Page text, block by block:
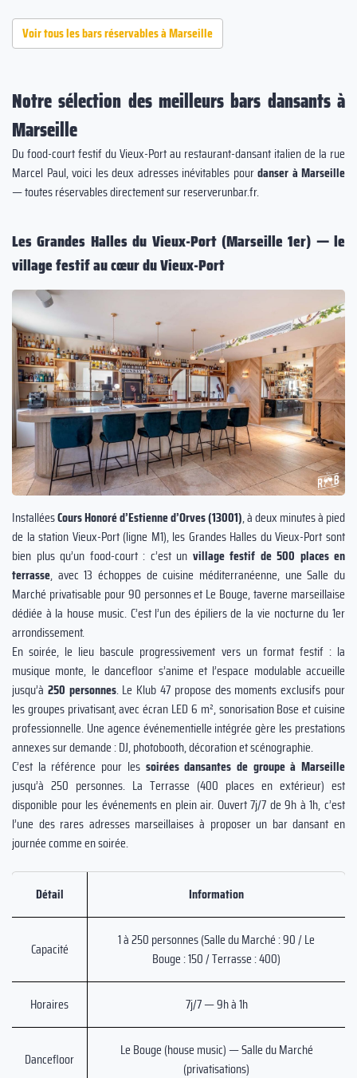
Voir tous les bars réservables à Marseille
Notre sélection des meilleurs bars dansants à
Marseille
Du food-court festif du Vieux-Port au restaurant-dansant italien de la rue
Marcel Paul, voici les deux adresses inévitables pourdanser à Marseille
— toutes réservables directement sur reserverunbar.fr.
Les Grandes Halles du Vieux-Port (Marseille 1er) — le
village festif au cœur du Vieux-Port
InstalléesCours Honoré d’Estienne d’Orves (13001), à deux minutes à pied
de la station Vieux-Port (ligne M1), les Grandes Halles du Vieux-Port sont
bien plus qu’un food-court : c’est un village festif de 500 places en
terrasse, avec 13 échoppes de cuisine méditerranéenne, une Salle du
Marché privatisable pour 90 personnes et Le Bouge, taverne marseillaise
dédiée à la house music. C’est l’un des épiliers de la vie nocturne du 1er
arrondissement.
En soirée, le lieu bascule progressivement vers un format festif : la
musique monte, le dancefloor s’anime et l’espace modulable accueille
jusqu’à 250 personnes. Le Klub 47 propose des moments exclusifs pour
les groupes privatisant, avec écran LED 6 m², sonorisation Bose et cuisine
professionnelle. Une agence événementielle intégrée gère les prestations
annexes sur demande : DJ, photobooth, décoration et scénographie.
C’est la référence pour les soirées dansantes de groupe à Marseille
jusqu’à 250 personnes. La Terrasse (400 places en extérieur) est
disponible pour les événements en plein air. Ouvert 7j/7 de 9h à 1h, c’est
l’une des rares adresses marseillaises à proposer un bar dansant en
journée comme en soirée.
Détail Information
Capacité
1 à 250 personnes (Salle du Marché : 90 / Le
Bouge : 150 / Terrasse : 400)
Horaires 7j/7 — 9h à 1h
Dancefloor
Le Bouge (house music) — Salle du Marché
(privatisations)